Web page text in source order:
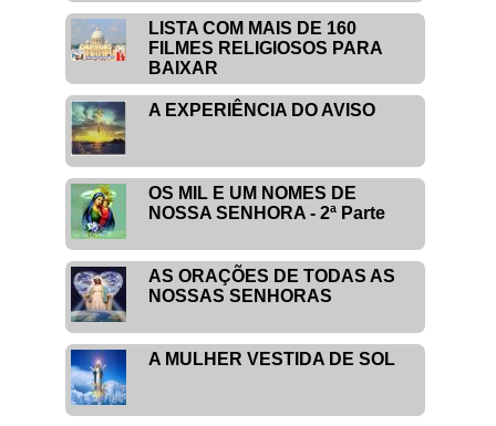
LISTA COM MAIS DE 160
FILMES RELIGIOSOS PARA
BAIXAR
A EXPERIÊNCIA DO AVISO
OS MIL E UM NOMES DE
NOSSA SENHORA - 2ª Parte
AS ORAÇÕES DE TODAS AS
NOSSAS SENHORAS
A MULHER VESTIDA DE SOL